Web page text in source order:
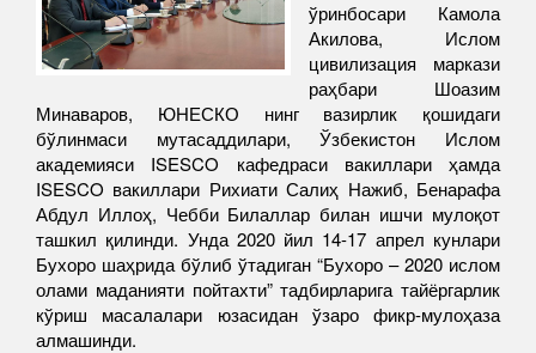
ўринбосари Камола
Акилова, Ислом
цивилизация маркази
раҳбари Шоазим
Минаваров, ЮНЕСКО нинг вазирлик қошидаги
бўлинмаси мутасаддилари, Ўзбекистон Ислом
академияси ISESCO кафедраси вакиллари ҳамда
ISESCO вакиллари Рихиати Салиҳ Нажиб, Бенарафа
Абдул Иллоҳ, Чебби Билаллар билан ишчи мулоқот
ташкил қилинди. Унда 2020 йил 14-17 апрел кунлари
Бухоро шаҳрида бўлиб ўтадиган “Бухоро – 2020 ислом
олами маданияти пойтахти” тадбирларига тайёргарлик
кўриш масалалари юзасидан ўзаро фикр-мулоҳаза
алмашинди.